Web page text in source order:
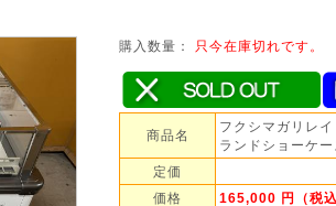
購入数量： 只今在庫切れです。
商品名
フクシマガリレ
ランドショーケ
定価
価格
165,000 円（税込